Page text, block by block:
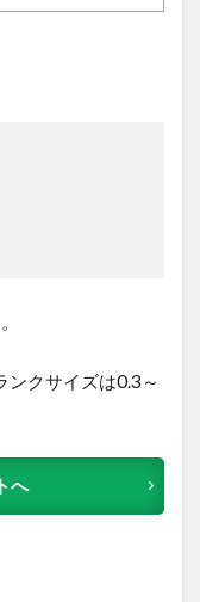
ンクサイズは0.3～
へ